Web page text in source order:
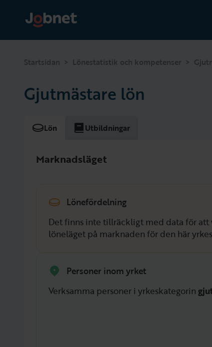
Startsidan > Lönestatistik och kompetenser >
Gjutmästare lön
Lön Utbildningar
Marknadsläget
Lönefördelning
Det finns inte tillräckligt med data för att
löneläget på marknaden för den här
Personer inom yrket
Verksamma personer i yrkeskategorin